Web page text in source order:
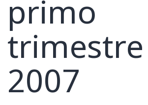
primo
trimestre
2007